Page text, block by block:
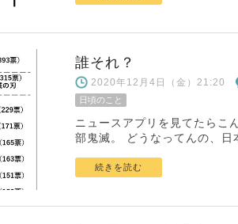
誰それ？
2020年12月4日（金）21:20
日頃のこと
ニュースアプリを見てたらこ
部鬼滅。 どうなってんの、日
続きを読む